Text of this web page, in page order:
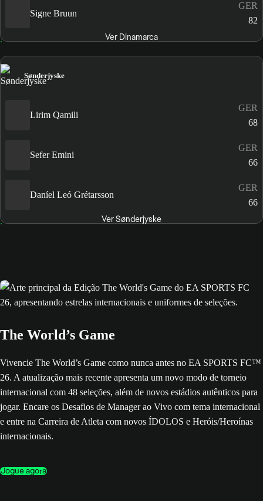
Signe Bruun
GER
82
Ver Dinamarca
Sønderjyske
Lirim Qamili
GER
68
Sefer Emini
GER
66
Daníel Leó Grétarsson
GER
66
Ver Sønderjyske
The World’s Game
Vivencie The World’s Game como nunca antes no EA SPORTS FC™
26. A atualização mais recente apresenta um novo modo de torneio
internacional com 48 seleções, além de novos estádios autênticos para
jogar. Encare os Desafios de Manager ao Vivo com tema internacional
e entre na Carreira de Atleta com novos ÍDOLOS e Heróis/Heroínas
internacionais.
Jogue agora